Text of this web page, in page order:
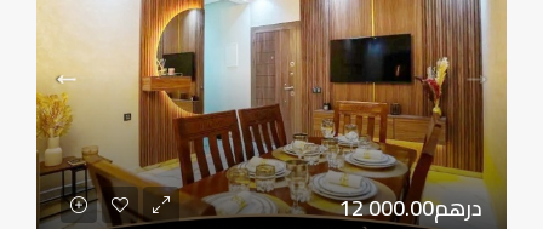
12 000.00درهم